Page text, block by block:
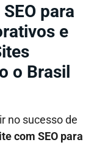
para
e
o Brasil
no sucesso de
com SEO para